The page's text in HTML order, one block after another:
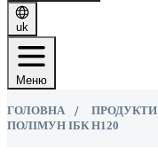
uk
Меню
ГОЛОВНА ПРОДУКТИ
ПОЛІМУН ІБК Н120